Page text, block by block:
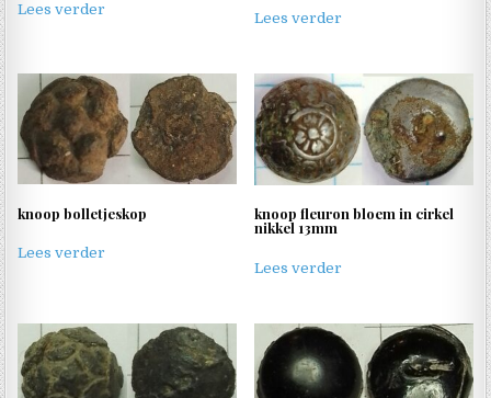
Lees verder
Lees verder
knoop bolletjeskop
Lees verder
knoop fleuron bloem in cirkel
nikkel 13mm
Lees verder